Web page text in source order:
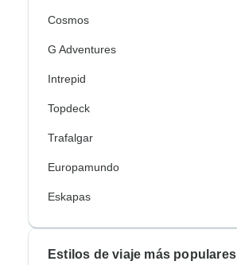
Cosmos
G Adventures
Intrepid
Topdeck
Trafalgar
Europamundo
Eskapas
Estilos de viaje más populares